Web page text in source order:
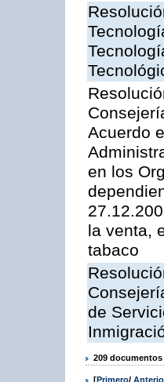
Acuerdo
en los
la venta,
tabaco
de
209
[Primero/